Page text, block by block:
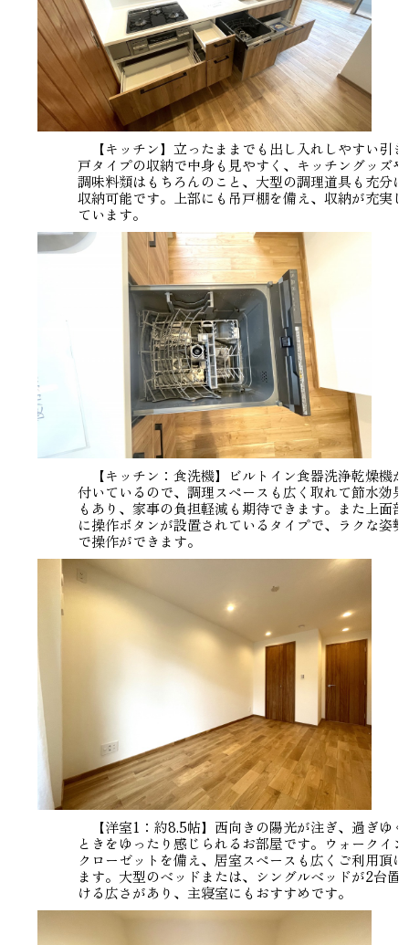
【キッチン】立ったままでも出し入れしやすい引き
戸タイプの収納で中身も見やすく、キッチングッズや
調味料類はもちろんのこと、大型の調理道具も充分に
収納可能です。上部にも吊戸棚を備え、収納が充実し
ています。
【キッチン：食洗機】ビルトイン食器洗浄乾燥機が
付いているので、調理スペースも広く取れて節水効果
もあり、家事の負担軽減も期待できます。また上面部
に操作ボタンが設置されているタイプで、ラクな姿勢
で操作ができます。
【洋室1：約8.5帖】西向きの陽光が注ぎ、過ぎゆく
ときをゆったり感じられるお部屋です。ウォークイン
クローゼットを備え、居室スペースも広くご利用頂け
ます。大型のベッドまたは、シングルベッドが2台置
ける広さがあり、主寝室にもおすすめです。